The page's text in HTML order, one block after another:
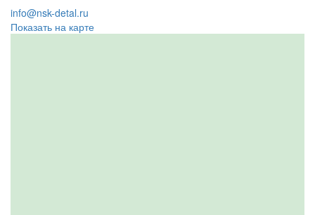
info@nsk-detal.ru
Показать на карте